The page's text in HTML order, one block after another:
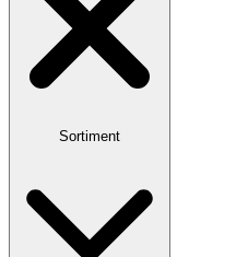
Sortiment